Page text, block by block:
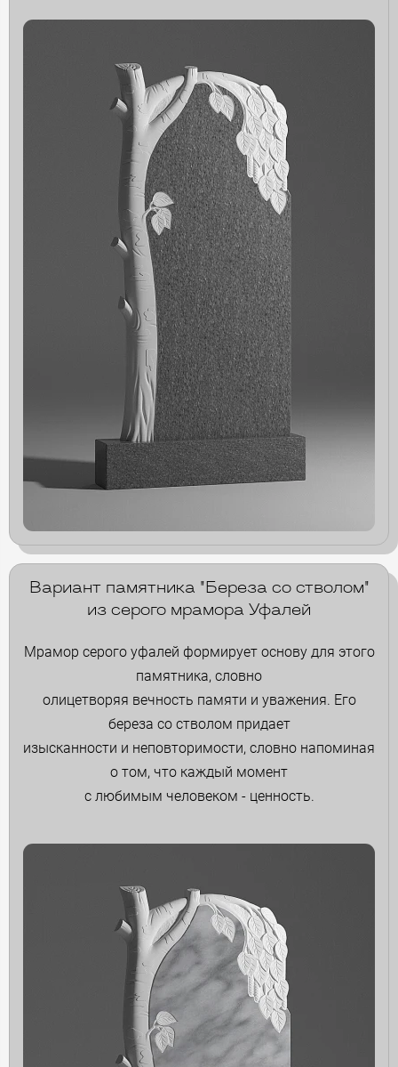
Вариант памятника "Береза со стволом"
из серого мрамора Уфалей
Мрамор серого уфалей формирует основу для этого
памятника, словно
олицетворяя вечность памяти и уважения. Его
береза со стволом придает
изысканности и неповторимости, словно напоминая
о том, что каждый момент
с любимым человеком - ценность.